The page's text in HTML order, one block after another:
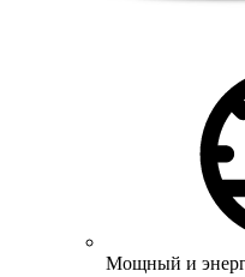
Мощный и